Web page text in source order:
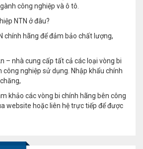
công nghiệp và ô tô.
NTN ở đâu?
chính hãng để đảm bảo chất lượng,
– nhà cung cấp tất cả các loại vòng bi
nghiệp sử dụng. Nhập khẩu chính
khảo các vòng bi chính hãng bên công
website hoặc liên hệ trực tiếp để được